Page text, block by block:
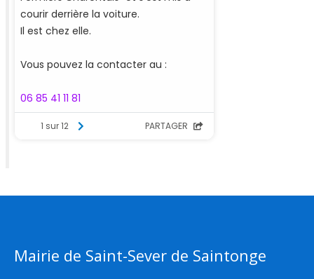
Mairie de Saint-Sever de Saintonge